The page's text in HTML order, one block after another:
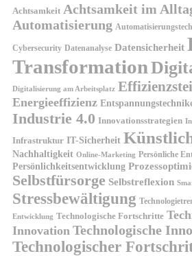
Achtsamkeit Achtsamkeit im
Automatisierung
Cybersecurity Datenanalyse Datensicherheit
Transformation
Digitalisierung am Arbeitsplatz
Energieeffizienz
Industrie 4.0 Innovationsstrategien
Infrastruktur IT-Sicherheit
Nachhaltigkeit Online-Marketing Persönliche
Persönlichkeitsentwicklung
Selbstfürsorge Selbstreflexion
Stressbewältigung
Entwicklung Technologische Fortschritte
Innovation Technologische
Technologischer